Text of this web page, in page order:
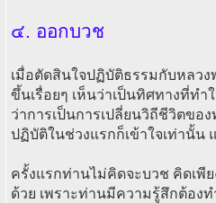
๔. ออกบวช
เมื่อตัดสินใจปฏิบัติธรรมกับหลว
ขึ้นเรื่อยๆ เห็นว่าเป็นทิศทางที่ทำ
ว่าการเป็นการเปลี่ยนวิถีชีวิตขอ
ปฏิบัติในช่วงแรกก็เข้าใจเท่านั้น
ครั้งแรกท่านไม่คิดจะบวช คิดเพี
ด้วย เพราะท่านมีความรู้สึกต้อง